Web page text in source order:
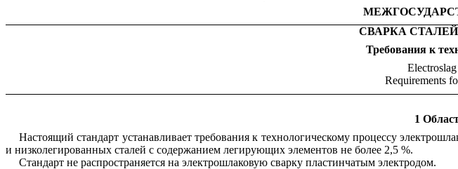
СВАРКА
Требования к
Requirements
1
Настоящий стандарт устанавливает требования к технологическому процессу
и низколегированных сталей с содержанием легирующих элементов не более 2,5 %.
Стандарт не распространяется на электрошлаковую сварку пластинчатым электродом.